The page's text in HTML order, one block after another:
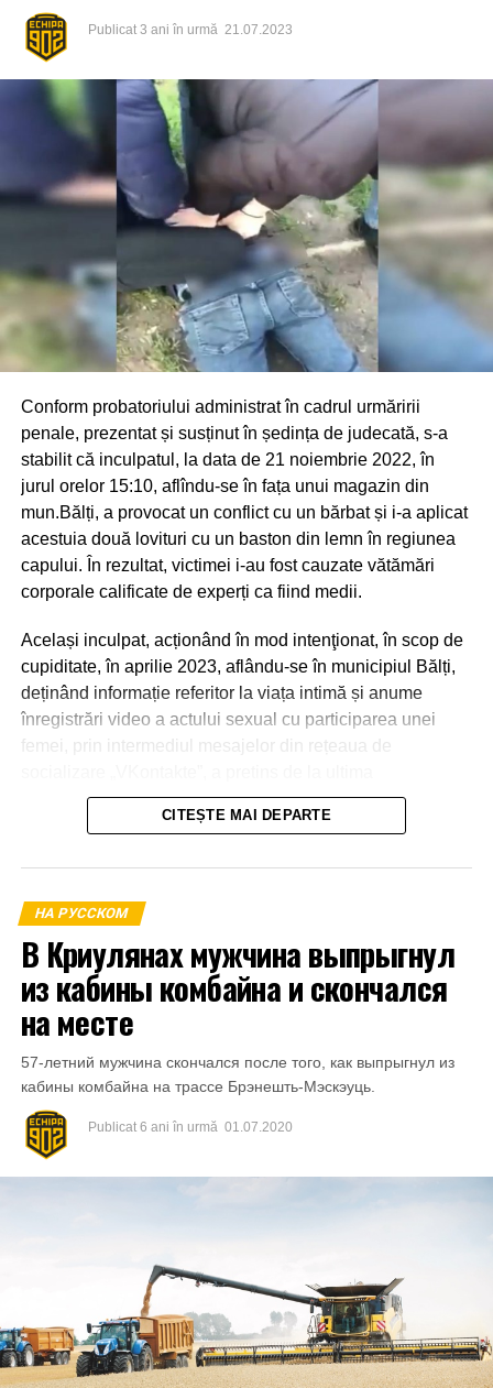
Publicat 3 ani în urmă 21.07.2023
Conform probatoriului administrat în cadrul urmăririi
penale, prezentat și susținut în ședința de judecată, s-a
stabilit că inculpatul, la data de 21 noiembrie 2022, în
jurul orelor 15:10, aflîndu-se în fața unui magazin din
mun.Bălți, a provocat un conflict cu un bărbat și i-a aplicat
acestuia două lovituri cu un baston din lemn în regiunea
capului. În rezultat, victimei i-au fost cauzate vătămări
corporale calificate de experți ca fiind medii.
Același inculpat, acționând în mod intenţionat, în scop de
cupiditate, în aprilie 2023, aflându-se în municipiul Bălți,
deținând informație referitor la viața intimă și anume
înregistrări video a actului sexual cu participarea unei
femei, prin intermediul mesajelor din rețeaua de
transmiterea banilor în sumă de 600 euro, în caz contrar o
amenința cu răspândirea înregistrărilor video.
La 21 aprilie 2023, aflându-se în apartamentul părții
vătămate din mun.Bălți a primit o parte din sumă și anume
1000 de lei.
CITEȘTE MAI DEPARTE
НА РУССКОМ
В Криулянах мужчина выпрыгнул
из кабины комбайна и скончался
на месте
57-летний мужчина скончался после того, как выпрыгнул из
кабины комбайна на трассе Брэнешть-Мэскэуць.
Publicat 6 ani în urmă 01.07.2020